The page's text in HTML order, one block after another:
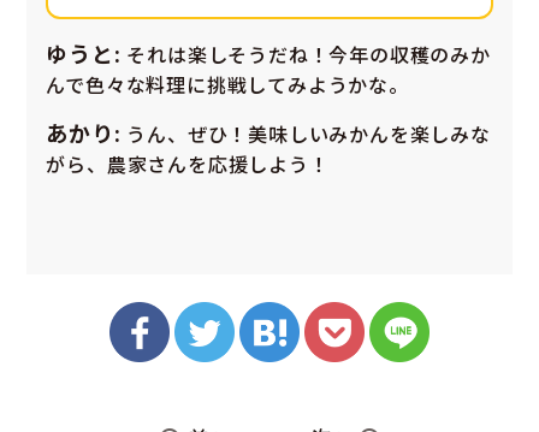
ゆうと: それは楽しそうだね！今年の収穫のみか
んで色々な料理に挑戦してみようかな。
あかり: うん、ぜひ！美味しいみかんを楽しみな
がら、農家さんを応援しよう！